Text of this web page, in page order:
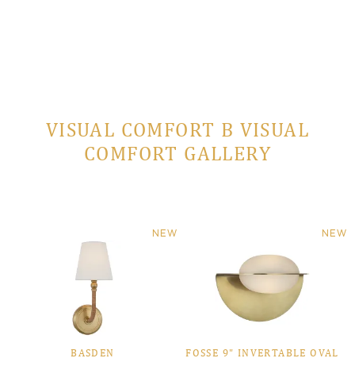
VISUAL COMFORT В VISUAL
COMFORT GALLERY
NEW
BASDEN
NEW
FOSSE 9" INVERTABLE OVAL